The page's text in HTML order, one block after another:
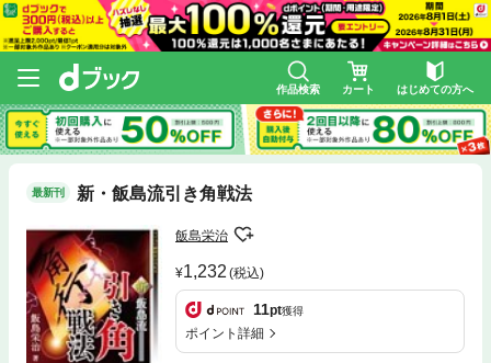
作品検索 カート はじめての方へ
最新刊 新・飯島流引き角戦法
飯島栄治
1,232 (税込)
11pt獲得
ポイント詳細